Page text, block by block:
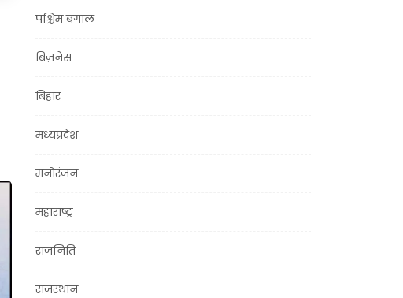
पश्चिम बंगाल
बिज़नेस
बिहार
मध्यप्रदेश
मनोरंजन
महाराष्ट्र
राजनिति
राजस्थान